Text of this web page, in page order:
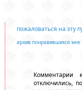
пожаловаться на эту
архив понравившихся мне
Комментарии
отключились,